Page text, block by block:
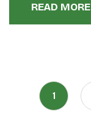
READ MORE
1